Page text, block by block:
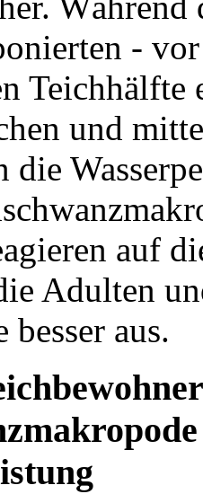
-
und
auf
Adulten
besser aus.